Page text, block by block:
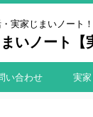
実家じまいノート
いノート【
い合わせ 実